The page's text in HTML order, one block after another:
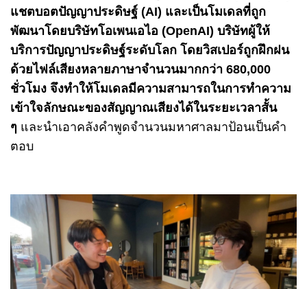
แชตบอตปัญญาประดิษฐ์ (AI) และเป็นโมเดลที่ถูก
พัฒนาโดยบริษัทโอเพนเอไอ (OpenAI) บริษัทผู้ให้
บริการปัญญาประดิษฐ์ระดับโลก โดยวิสเปอร์ถูกฝึกฝน
ด้วยไฟล์เสียงหลายภาษาจำนวนมากกว่า 680,000
ชั่วโมง จึงทำให้โมเดลมีความสามารถในการทำความ
เข้าใจลักษณะของสัญญาณเสียงได้ในระยะเวลาสั้น
ๆ และนำเอาคลังคำพูดจำนวนมหาศาลมาป้อนเป็นคำ
ตอบ